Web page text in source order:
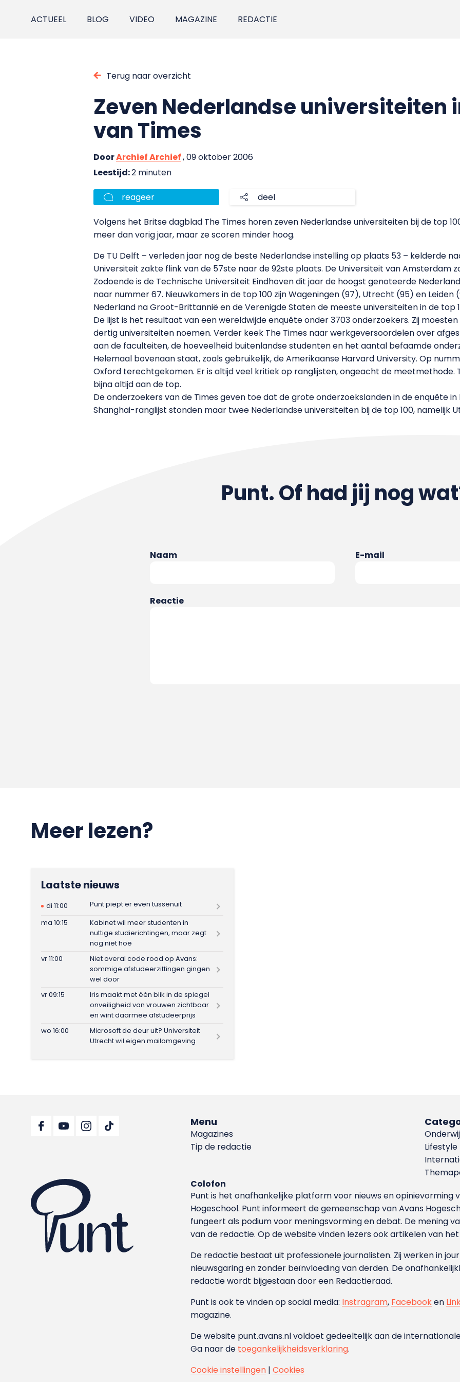
ACTUEEL BLOG VIDEO MAGAZINE REDACTIE
Terug naar overzicht
Zeven Nederlandse universiteiten
van Times
DoorArchief Archief, 09 oktober 2006
Leestijd:2 minuten
reageer deel
Volgens het Britse dagblad The Times horen zeven Nederlandse universiteiten bij de top
meer dan vorig jaar, maar ze scoren minder hoog.
De TU Delft – verleden jaar nog de beste Nederlandse instelling op plaats 53 – kelderde
Universiteit zakte flink van de 57ste naar de 92ste plaats. De Universiteit van Amsterdam
Zodoende is de Technische Universiteit Eindhoven dit jaar de hoogst genoteerde
naar nummer 67. Nieuwkomers in de top 100 zijn Wageningen (97), Utrecht (95) en
Nederland na Groot-Brittannië en de Verenigde Staten de meeste universiteiten in de top
De lijst is het resultaat van een wereldwijde enquête onder 3703 onderzoekers. Zij
dertig universiteiten noemen. Verder keek The Times naar werkgeversoordelen over
aan de faculteiten, de hoeveelheid buitenlandse studenten en het aantal befaamde
Helemaal bovenaan staat, zoals gebruikelijk, de Amerikaanse Harvard University. Op
Oxford terechtgekomen. Er is altijd veel kritiek op ranglijsten, ongeacht de meetmethode.
bijna altijd aan de top.
De onderzoekers van de Times geven toe dat de grote onderzoekslanden in de enquête in
Shanghai-ranglijst stonden maar twee Nederlandse universiteiten bij de top 100, namelijk
Punt. Of had jij nog
Naam E-mail
Reactie
Meer lezen?
Laatste nieuws
di 11:00
Punt piept er even tussenuit
ma 10:15
Kabinet wil meer studenten in
nuttige studierichtingen, maar zegt
nog niet hoe
vr 11:00
Niet overal code rood op Avans:
sommige afstudeerzittingen gingen
wel door
vr 09:15
Iris maakt met één blik in de spiegel
onveiligheid van vrouwen zichtbaar
en wint daarmee afstudeerprijs
wo 16:00
Microsoft de deur uit? Universiteit
Utrecht wil eigen mailomgeving
Menu
Magazines
Tip de redactie
Lifestyle
Colofon
Punt is het onafhankelijke platform voor nieuws en
Hoge­school. Punt informeert de gemeenschap van Avans
fungeert als podium voor meningsvorming en debat. De mening
van de redactie. Op de website vinden lezers ook artikelen van
De redactie bestaat uit professionele journalisten. Zij werken in
nieuwsgaring en zonder beïnvloeding van derden. De
redactie wordt bijgestaan door een Redactieraad.
Punt is ook te vinden op social media: Instragram, Facebooken
magazine.
De website punt.avans.nl voldoet gedeeltelijk aan de
Ga naar de toegankelijkheidsverklaring.
Cookie instellingen |Cookies